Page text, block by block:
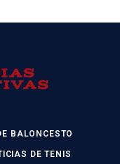
BALONCESTO
DE TENIS